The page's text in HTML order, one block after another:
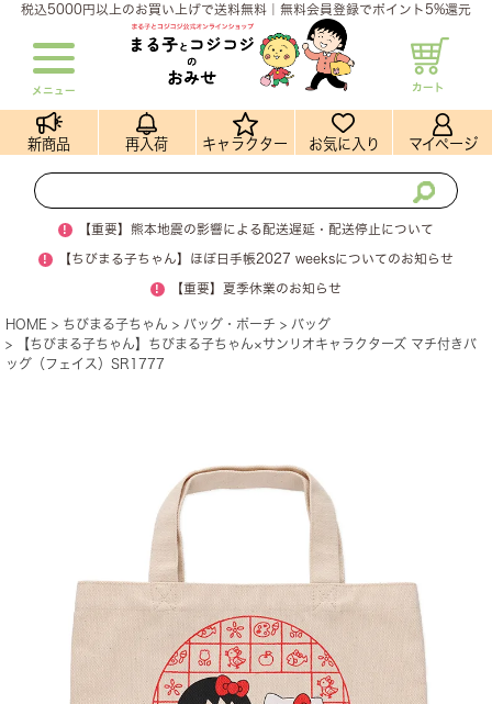
税込5000円以上のお買い上げで送料無料｜無料会員登録でポイント5%還元
メニュー カート
新商品 再入荷 キャラクター お気に入り マイページ
! 【重要】熊本地震の影響による配送遅延・配送停止について
! 【ちびまる子ちゃん】ほぼ日手帳2027 weeksについてのお知らせ
! 【重要】夏季休業のお知らせ
HOME ちびまる子ちゃん バッグ・ポーチ
バッグ
【ちびまる子ちゃん】ちびまる子ちゃん×サンリオキャラクターズ マチ付きバ
ッグ（フェイス）SR1777